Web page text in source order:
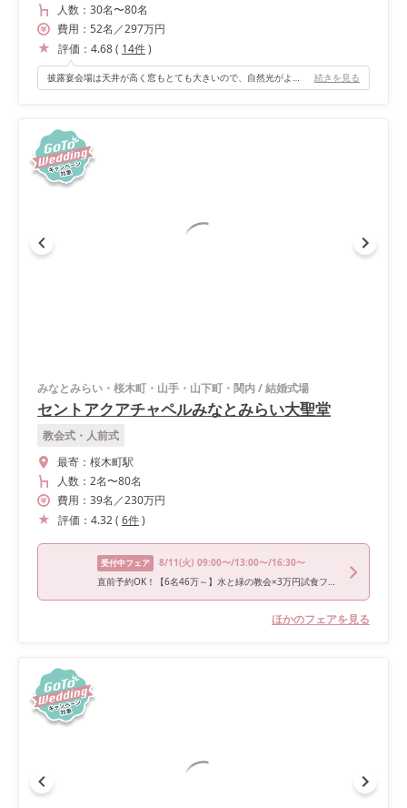
人数： 30名〜80名
費用： 52名 ／297万円
評価： 4.68( 14件)
披露宴会場は天井が高く窓もとても大きいので、自然光がよく入り、明るく開放感がありました。 続きを見る
みなとみらい・桜木町・山手・山下町・関内/結婚式場
セントアクアチャペルみなとみらい大聖堂
教会式・人前式
最寄： 桜木町駅
人数： 2名〜80名
費用： 39名 ／230万円
評価： 4.32( 6件)
受付中フェア 8/11(火) 09:00〜/13:00〜/16:30〜
直前予約OK！【6名46万～】水と緑の教会×3万円試食フェア
ほかのフェアを見る